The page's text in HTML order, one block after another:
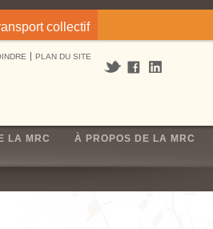
collectif
PLAN DU SITE
LA MRC À PROPOS DE LA MRC